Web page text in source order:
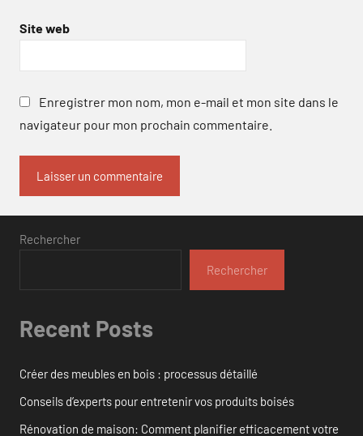
Site web
Enregistrer mon nom, mon e-mail et mon site dans le
navigateur pour mon prochain commentaire.
Rechercher
Rechercher
Recent Posts
Créer des meubles en bois : processus détaillé
Conseils d’experts pour entretenir vos produits boisés
Rénovation de maison: Comment planifier efficacement votre